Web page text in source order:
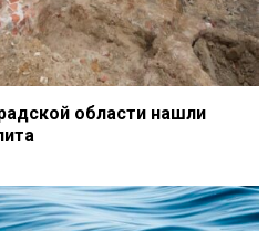
области нашли